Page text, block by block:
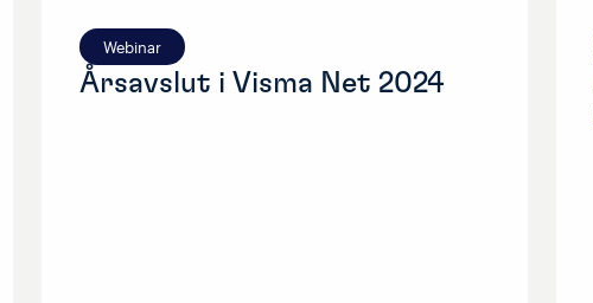
Webinar
Årsavslut i Visma Net 2024